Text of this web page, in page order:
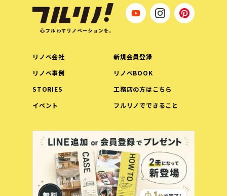
リノベ会社
新規会員登録
リノベ事例
リノベBOOK
STORIES
工務店の方はこちら
イベント
フルリノでできること